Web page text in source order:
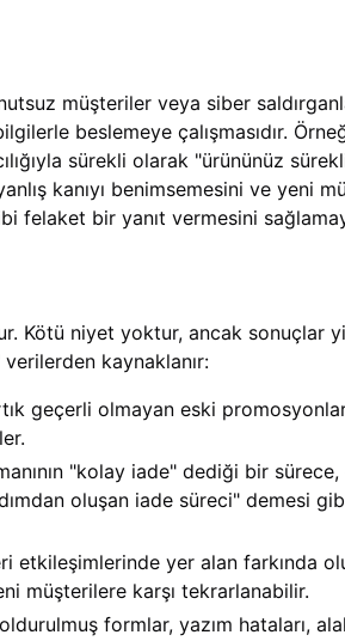
müşteriler veya siber
beslemeye çalışmasıdır.
sürekli olarak "ürününüz
kanıyı benimsemesini ve yeni
felaket bir yanıt vermesini
Kötü niyet yoktur, ancak sonuçlar
kaynaklanır:
geçerli olmayan eski
"kolay iade" dediği bir
oluşan iade süreci" demesi
etkileşimlerinde yer alan farkında
müşterilere karşı tekrarlanabilir.
formlar, yazım hataları,